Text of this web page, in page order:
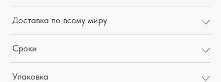
Доставка по всему миру
Сроки
Упаковка